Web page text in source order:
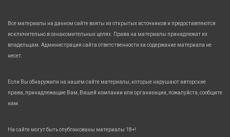
Все материалы на данном сайте взяты из открытых источников и предоставляются
исключительно в ознакомительных целях. Права на материалы принадлежат их
владельцам. Администрация сайта ответственности за содержание материала не
несет.
Если Вы обнаружили на нашем сайте материалы, которые нарушают авторские
права, принадлежащие Вам, Вашей компании или организации, пожалуйста, сообщите
нам.
На сайте могут быть опубликованы материалы 18+!